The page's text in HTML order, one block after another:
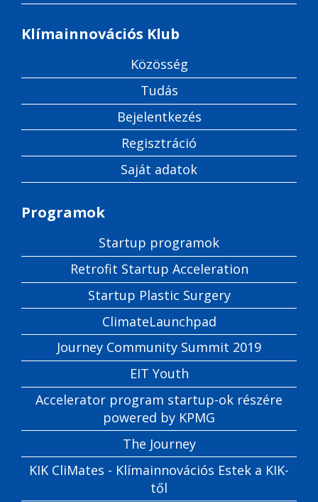
Klímainnovációs Klub
Közösség
Tudás
Bejelentkezés
Regisztráció
Saját adatok
Programok
Startup programok
Retrofit Startup Acceleration
Startup Plastic Surgery
ClimateLaunchpad
Journey Community Summit 2019
EIT Youth
Accelerator program startup-ok részére
powered by KPMG
The Journey
KIK CliMates - Klímainnovációs Estek a KIK-
től